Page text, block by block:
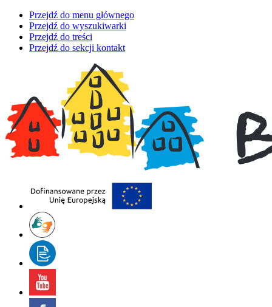
Przejdź do menu głównego
Przejdź do wyszukiwarki
Przejdź do treści
Przejdź do sekcji kontakt